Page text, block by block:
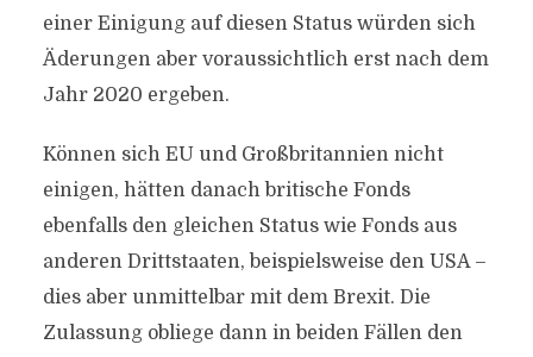
einer Einigung auf diesen Status würden sich
Äderungen aber voraussichtlich erst nach dem
Jahr 2020 ergeben.
Können sich EU und Großbritannien nicht
einigen, hätten danach britische Fonds
ebenfalls den gleichen Status wie Fonds aus
anderen Drittstaaten, beispielsweise den USA –
dies aber unmittelbar mit dem Brexit. Die
Zulassung obliege dann in beiden Fällen den